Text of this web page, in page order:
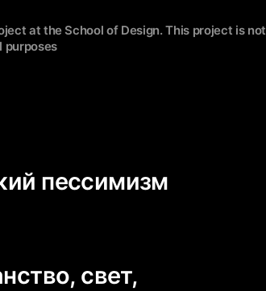
at the School of Design. This project is not
purposes
пессимизм
свет,